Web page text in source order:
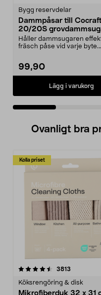
Bygg reservdelar
Dammpåsar till
20/20S
5-pack
Håller dammsugaren
fräsch påse vid varje byte.
99,90
Lägg i varukorg
Ovanligt bra
Kolla priset
3813
Köksrengöring & disk
Mikrofiberduk 32 x 31
4.0av 5 stjärnor